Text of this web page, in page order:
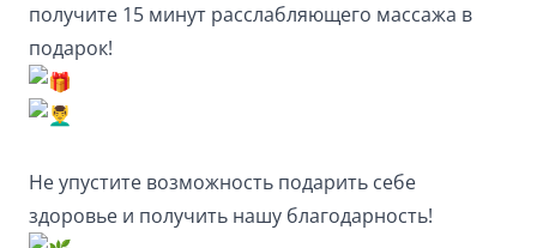
получите 15 минут расслабляющего массажа в
подарок!
Не упустите возможность подарить себе
здоровье и получить нашу благодарность!